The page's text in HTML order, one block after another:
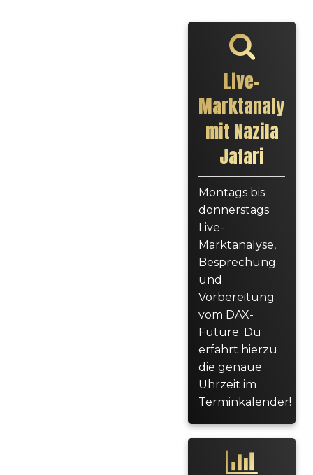
Live-
Marktanalyse
mit Nazila
Jafari
Montags bis
donnerstags
Live-
Marktanalyse,
Besprechung
und
Vorbereitung
vom DAX-
Future. Du
erfährt hierzu
die genaue
Uhrzeit im
Terminkalender!